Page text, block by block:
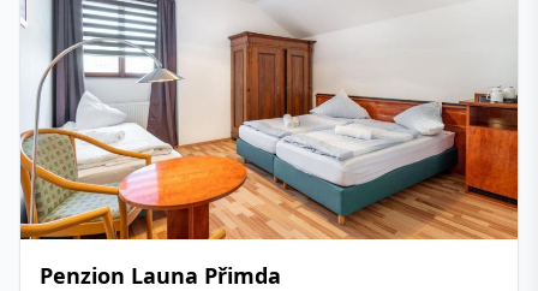
Penzion Launa Přimda